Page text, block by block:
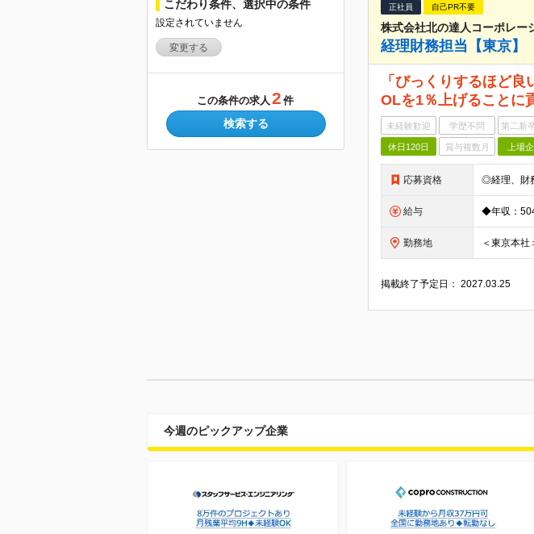
こだわり条件、選択中の条件
設定されていません
変更する
この条件の求人 2 件
検索する
正社員 自己PR不要
株式会社北の達人コーポレー
経理財務担当【東京】
「びっくりするほど
OLを1％上げることに
未経験歓迎 学歴不問 第二新
休日120日 賞与複数月 上場
応募資格
給与
勤務地
掲載終了予定日：2027.03.25
今週のピックアップ企業